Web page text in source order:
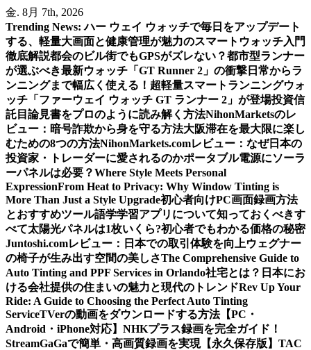
内
容
を
ス
キ
ッ
プ
金. 8月 7th, 2026
Trending News: ハー ウェイ ウォッチで毎日をアップデート
する、軽量大画面と健康管理が魅力のスマートウォッチ入門
徹底解説都会のビル街でもGPSがズレない？都市型ランナー
が選ぶべき最新ウォッチ「GT Runner 2」の衝撃 日常からラ
ンニングまで幅広く使える！超軽量スマートランニングウォ
ッチ「ファーウェイ ウォッチ GT ランナー 2」が登場投資信
託目論見書をプロのように読み解く方法NihonMarketsのレ
ビュー：暗号詐欺から身を守る方法大阪滞在を最大限に楽し
むための8つの方法NihonMarkets.comレビュー：なぜ日本の
投資家・トレーダーに愛されるのかポータブル電源にソーラ
ーパネルは必要？Where Style Meets Personal
ExpressionFrom Heat to Privacy: Why Window Tinting is
More Than Just a Style Upgrade初心者向けPC画面録画方法
とおすすめツール語学学習アプリについて知っておくべきす
べて太陽光パネルは1枚いくら?初心者でもわかる価格の秘密
Juntoshi.comレビュー：日本での取引体験を向上ウェグナー
の椅子が生み出す空間の美しさThe Comprehensive Guide to
Auto Tinting and PPF Services in Orlando社宅とは？日本にお
ける会社提供の住まいの魅力と現代のトレンドRev Up Your
Ride: A Guide to Choosing the Perfect Auto Tinting
ServiceTVerの動画をダウンロードする方法【PC・
Android・iPhone対応】 NHKプラス録画を完全ガイド！
StreamGaGaで簡単・高画質録画を実現【永久保存版】TAC